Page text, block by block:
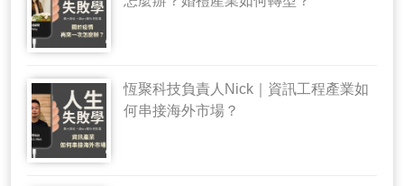
恆聚科技負責人Nick｜資訊工程產業如
何串接海外市場？